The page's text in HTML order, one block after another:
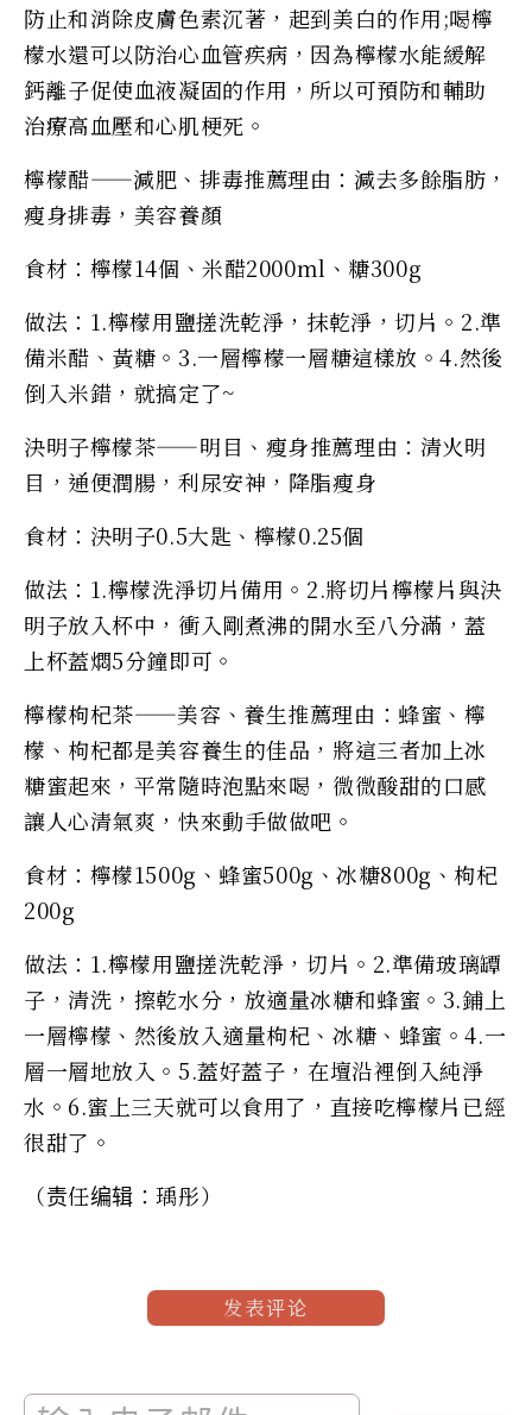
防止和消除皮膚色素沉著，起到美白的作用;喝檸
檬水還可以防治心血管疾病，因為檸檬水能緩解
鈣離子促使血液凝固的作用，所以可預防和輔助
治療高血壓和心肌梗死。
檸檬醋——減肥、排毒推薦理由：減去多餘脂肪，
瘦身排毒，美容養顏
食材：檸檬14個、米醋2000ml、糖300g
做法：1.檸檬用鹽搓洗乾淨，抹乾淨，切片。2.準
備米醋、黃糖。3.一層檸檬一層糖這樣放。4.然後
倒入米錯，就搞定了~
決明子檸檬茶——明目、瘦身推薦理由：清火明
目，通便潤腸，利尿安神，降脂瘦身
食材：決明子0.5大匙、檸檬0.25個
做法：1.檸檬洗淨切片備用。2.將切片檸檬片與決
明子放入杯中，衝入剛煮沸的開水至八分滿，蓋
上杯蓋燜5分鐘即可。
檸檬枸杞茶——美容、養生推薦理由：蜂蜜、檸
檬、枸杞都是美容養生的佳品，將這三者加上冰
糖蜜起來，平常隨時泡點來喝，微微酸甜的口感
讓人心清氣爽，快來動手做做吧。
食材：檸檬1500g、蜂蜜500g、冰糖800g、枸杞
200g
做法：1.檸檬用鹽搓洗乾淨，切片。2.準備玻璃罈
子，清洗，擦乾水分，放適量冰糖和蜂蜜。3.鋪上
一層檸檬、然後放入適量枸杞、冰糖、蜂蜜。4.一
層一層地放入。5.蓋好蓋子，在壇沿裡倒入純淨
水。6.蜜上三天就可以食用了，直接吃檸檬片已經
很甜了。
（责任编辑：瑀彤）
发表评论